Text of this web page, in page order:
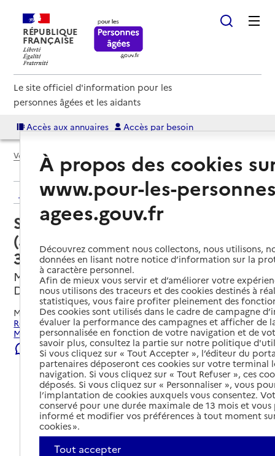
RÉPUBLIQUE
FRANÇAISE
Le site officiel d'information pour les
personnes âgées et les aidants
Accès aux annuaires Accès par besoin
Voir le fil d’Ariane
Retour aux résultats de l'annuaire
Service autonomie à domicile
(aide) – Services Au bonheur du
3ème Âge
Marseille 12e Arrondissement, BOUCHES-
DU-RHONE
Mis à jour le22/07/2026
Rechercher les établissements et services autour de
Marseille 12e Arrondissement.
Signaler une erreur
À propos des cookies
www.pour-les-
agees.gouv.fr
Découvrez comment nous collectons, nous utilisons,
données en lisant notre notice d’information sur la
à caractère personnel.
Afin de mieux vous servir et d’améliorer votre
nous utilisons des traceurs et des cookies destinés à
statistiques, vous faire profiter pleinement des
Des cookies sont utilisés dans le cadre de campagne
évaluer la performance des campagnes et afficher de
personnalisée en fonction de votre navigation et de
savoir plus, consultez la partie sur notre politique
Si vous cliquez sur « Tout Accepter », l’éditeur du
partenaires déposeront ces cookies sur votre terminal
navigation. Si vous cliquez sur « Tout Refuser », ces
déposés. Si vous cliquez sur « Personnaliser », vous
l’implantation de cookies auxquels vous consentez.
conservé pour une durée maximale de 13 mois et
informé et modifier vos préférences à tout moment
cookies ».
Tout accepter